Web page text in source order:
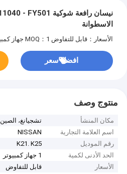
الاسطوانة
الأسعار：قابل للتفاوض MOQ：1 جهاز كمبيوتر
افضل سعر
منتوج وصف
مكان المنشأ
تشجيانغ، الصين
اسم العلامة التجارية
NISSAN
رقم الموديل
K21. K25
الحد الأدنى لكمية
1 جهاز كمبيوتر
الأسعار
قابل للتفاوض